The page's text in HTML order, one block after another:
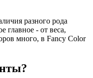
разного рода
главное - от веса,
много, в Fancy Color